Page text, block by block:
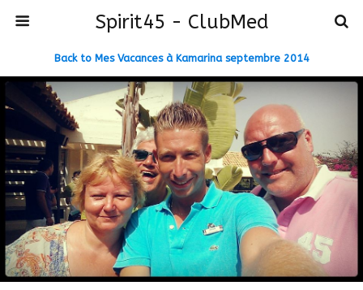
Spirit45 - ClubMed
Back to Mes Vacances à Kamarina septembre 2014